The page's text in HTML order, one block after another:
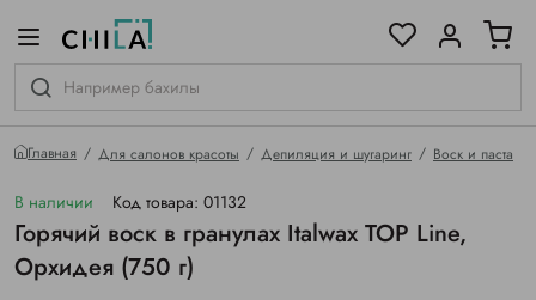
Главная Для салонов красоты Депиляция и шугаринг Воск и паста
В наличии Код товара: 01132
Горячий воск в гранулах Italwax TOP Line,
Орхидея (750 г)
гамме